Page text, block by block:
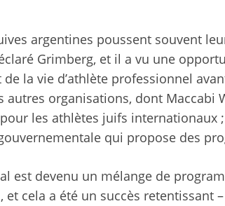
argentines poussent souvent
Grimberg, et il a vu une
la vie d’athlète professionnel
autres organisations, dont Maccabi
les athlètes juifs internationaux
qui propose des
est devenu un mélange de
et cela a été un succès retentissant